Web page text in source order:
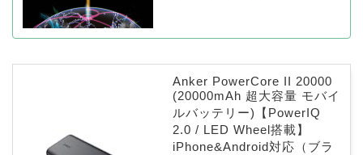
Anker PowerCore II 20000
(20000mAh 超大容量 モバイ
ルバッテリー)【PowerIQ
2.0 / LED Wheel搭載】
iPhone&Android対応（ブラ